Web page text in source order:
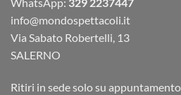
WhatsApp: 329 2237447
info@mondospettacoli.it
Via Sabato Robertelli, 13
SALERNO
Ritiri in sede solo su appuntamento